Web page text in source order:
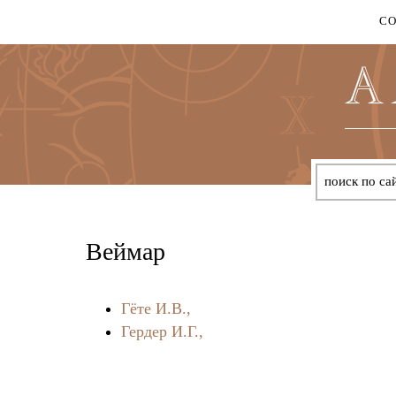
Веймар
Гёте И.В.,
Гердер И.Г.,